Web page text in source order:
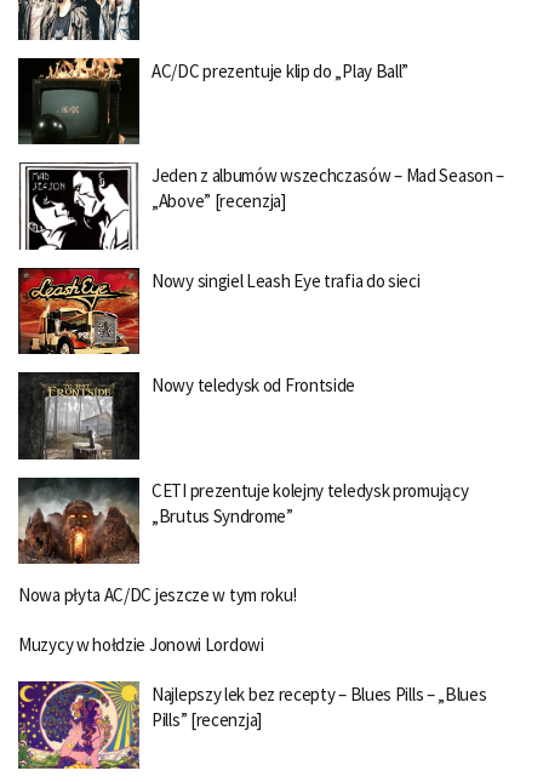
AC/DC prezentuje klip do „Play Ball”
Jeden z albumów wszechczasów – Mad Season –
„Above” [recenzja]
Nowy singiel Leash Eye trafia do sieci
Nowy teledysk od Frontside
CETI prezentuje kolejny teledysk promujący
„Brutus Syndrome”
Nowa płyta AC/DC jeszcze w tym roku!
Muzycy w hołdzie Jonowi Lordowi
Najlepszy lek bez recepty – Blues Pills – „Blues
Pills” [recenzja]